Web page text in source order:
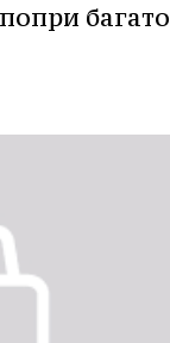
багато